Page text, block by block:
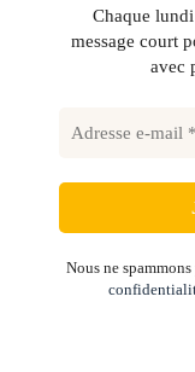
Chaque
message court
avec
Nous ne